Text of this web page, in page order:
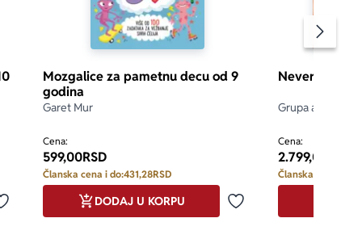
i mogu se
Dodaj u omiljene
Mozgalice za pametnu decu od 9
godina
Garet Mur
Cena:
599,00RSD
Članska cena i do:431,28RSD
Dodaj u omiljene
DODAJ U KORPU
Neverovatan
Grupa autora
Cena:
2.799,00
Članska cena i do: